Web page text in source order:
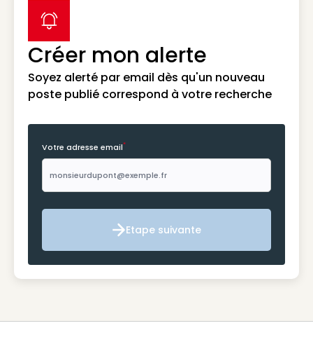
Créer mon alerte
Soyez alerté par email dès qu'un nouveau
poste publié correspond à votre recherche
label icon
Votre adresse email*
Etape suivante
Etape suivante